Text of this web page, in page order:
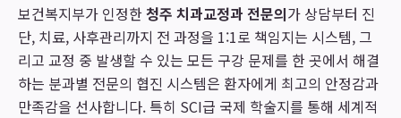
보건복지부가 인정한청주 치과교정과 전문의가 상담부터 진
단, 치료, 사후관리까지 전 과정을 1:1로 책임지는 시스템, 그
리고 교정 중 발생할 수 있는 모든 구강 문제를 한 곳에서 해결
하는 분과별 전문의 협진 시스템은 환자에게 최고의 안정감과
만족감을 선사합니다. 특히 SCI급 국제 학술지를 통해 세계적